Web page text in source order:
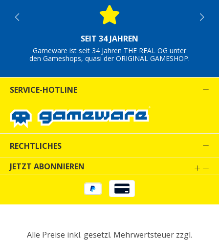
SEIT 34 JAHREN
Gameware ist seit 34 Jahren THE REAL OG unter
den Gameshops, quasi der ORIGINAL GAMESHOP.
SERVICE-HOTLINE
RECHTLICHES
JETZT ABONNIEREN
Alle Preise inkl. gesetzl. Mehrwertsteuer zzgl.